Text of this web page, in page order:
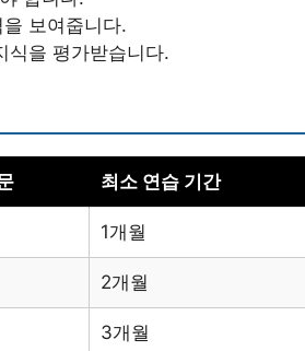
보여줍니다.
식을 평가받습니다.
최소 연습 기간
1개월
2개월
3개월